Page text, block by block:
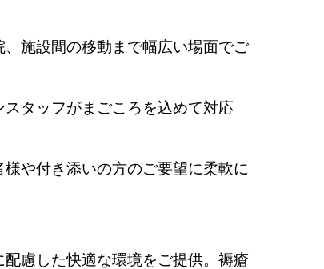
施設間の移動まで幅広い場面でご
タッフがまごころを込めて対応
や付き添いの方のご要望に柔軟に
慮した快適な環境をご提供。褥瘡